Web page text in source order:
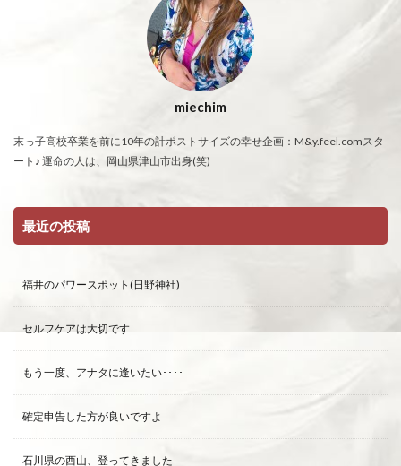
miechim
末っ子高校卒業を前に10年の計ポストサイズの幸せ企画：M&y.feel.comスタ
ート♪ 運命の人は、岡山県津山市出身(笑)
最近の投稿
福井のパワースポット(日野神社)
セルフケアは大切です
もう一度、アナタに逢いたい････
確定申告した方が良いですよ
石川県の西山、登ってきました